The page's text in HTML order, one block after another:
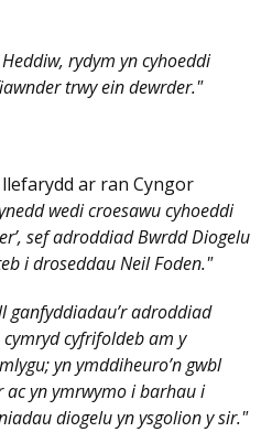
rydym yn cyhoeddi
trwy ein dewrder."
ar ran Cyngor
wedi croesawu cyhoeddi
sef adroddiad Bwrdd Diogelu
i droseddau Neil Foden."
ganfyddiadau’r adroddiad
cyfrifoldeb am y
yn ymddiheuro’n gwbl
ac yn ymrwymo i barhau i
diogelu yn ysgolion y sir."